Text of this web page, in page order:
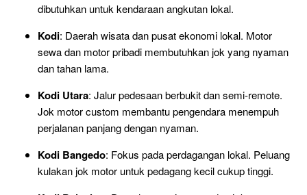
dibutuhkan untuk kendaraan angkutan lokal.
Kodi: Daerah wisata dan pusat ekonomi lokal. Motor
sewa dan motor pribadi membutuhkan jok yang nyaman
dan tahan lama.
Kodi Utara: Jalur pedesaan berbukit dan semi-remote.
Jok motor custom membantu pengendara menempuh
perjalanan panjang dengan nyaman.
Kodi Bangedo: Fokus pada perdagangan lokal. Peluang
kulakan jok motor untuk pedagang kecil cukup tinggi.